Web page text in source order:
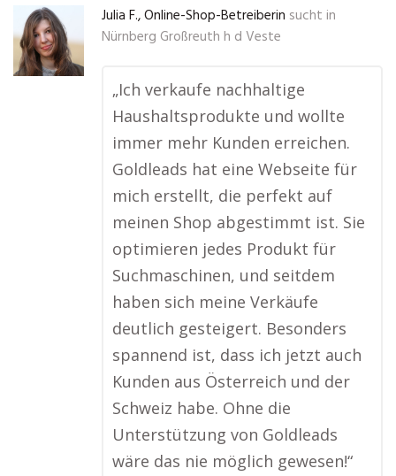
Julia F., Online-Shop-Betreiberin sucht in
Nürnberg Großreuth h d Veste
„Ich verkaufe nachhaltige
Haushaltsprodukte und wollte
immer mehr Kunden erreichen.
Goldleads hat eine Webseite für
mich erstellt, die perfekt auf
meinen Shop abgestimmt ist. Sie
optimieren jedes Produkt für
Suchmaschinen, und seitdem
haben sich meine Verkäufe
deutlich gesteigert. Besonders
spannend ist, dass ich jetzt auch
Kunden aus Österreich und der
Schweiz habe. Ohne die
Unterstützung von Goldleads
wäre das nie möglich gewesen!“